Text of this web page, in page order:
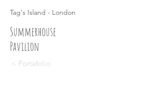
Summerhouse
Pavilion
Tag's Island - London
< Portafolio